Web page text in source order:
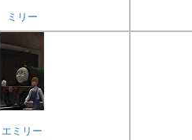
ミリー
エミリー